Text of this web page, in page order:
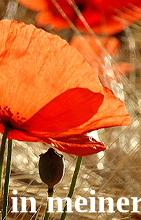
Antiaggressions
Training